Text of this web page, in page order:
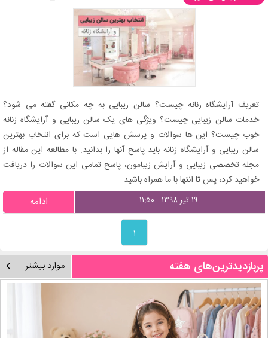
تعریف آرایشگاه زنانه چیست؟ سالن زیبایی به چه مکانی گفته می شود؟
خدمات سالن زیبایی چیست؟ ویژگی های یک سالن زیبایی و آرایشگاه زنانه
خوب چیست؟ این ها سوالات و پرسش هایی است که برای انتخاب بهترین
سالن زیبایی و آرایشگاه زنانه باید پاسخ آنها را بدانید. با مطالعه این مقاله از
مجله تخصصی زیبایی و آرایش زیبامون، پاسخ تمامی این سوالات را دریافت
خواهید کرد، پس تا انتها با ما همراه باشید.
۱۹ تیر ۱۳۹۸ - ۱۱:۵۰ ادامه
۱
پربازدیدترین‌های هفته موارد بیشتر